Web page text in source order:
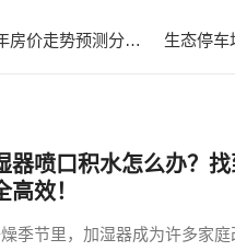
2024年房价还会再跌吗？2024年房价走势预测分析 2024年房价还会跌吗
器喷口积水怎么办？
高效！
季节里，加湿器成为许多家